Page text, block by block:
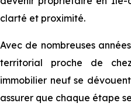
clarté et proximité.
Avec de nombreuses
territorial proche de
immobilier neuf se
assurer que chaque étape